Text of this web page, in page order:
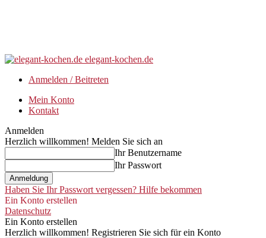
elegant-kochen.de
Anmelden / Beitreten
Mein Konto
Kontakt
Anmelden
Herzlich willkommen! Melden Sie sich an
Ihr Benutzername
Ihr Passwort
Haben Sie Ihr Passwort vergessen? Hilfe bekommen
Ein Konto erstellen
Datenschutz
Ein Konto erstellen
Herzlich willkommen! Registrieren Sie sich für ein Konto